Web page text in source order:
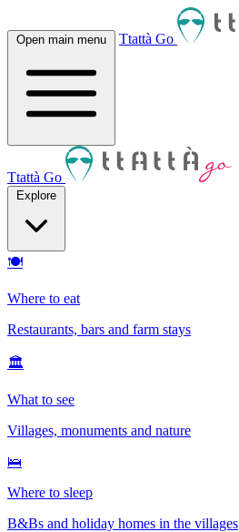
Open main menu Ttattà Go
Ttattà Go
Explore
🍽
Where to eat
Restaurants, bars and farm stays
🏛
What to see
Villages, monuments and nature
🛌
Where to sleep
B&Bs and holiday homes in the villages